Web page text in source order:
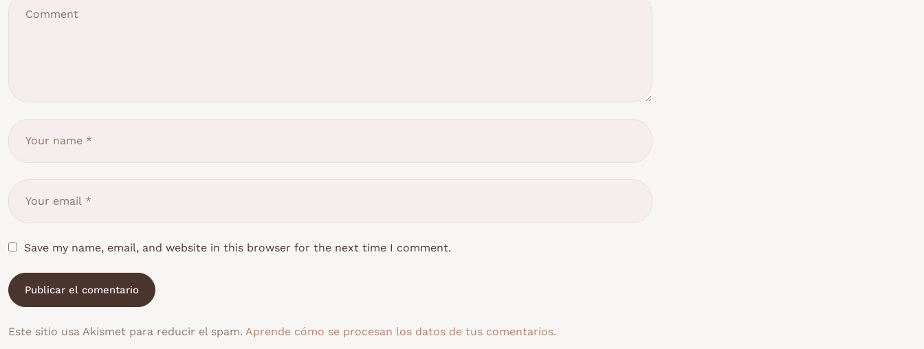
Save my name, email, and website in this browser for the next time I comment.
Este sitio usa Akismet para reducir el spam. Aprende cómo se procesan los datos de tus comentarios.